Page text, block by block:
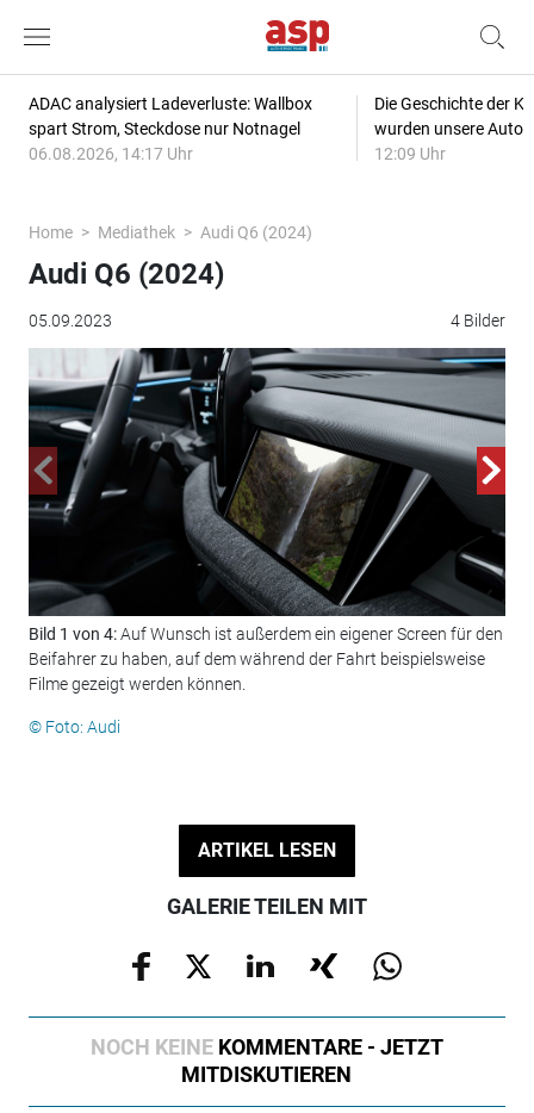
ADAC analysiert Ladeverluste: Wallbox
spart Strom, Steckdose nur Notnagel
06.08.2026, 14:17 Uhr
Die Geschichte der
wurden unsere
12:09 Uhr
Home Mediathek Audi Q6 (2024)
05.09.2023 4 Bilder
Audi Q6 (2024)
Bild 1 von 4:Auf Wunsch ist außerdem ein eigener Screen für den
Beifahrer zu haben, auf dem während der Fahrt beispielsweise
Filme gezeigt werden können.
© Foto: Audi
ARTIKEL LESEN
GALERIE TEILEN MIT
NOCH KEINE KOMMENTARE - JETZT
MITDISKUTIEREN